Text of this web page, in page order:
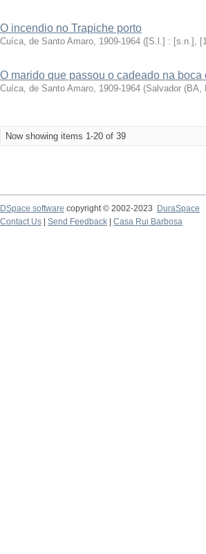
O incendio no Trapiche porto
Cuíca, de Santo Amaro, 1909-1964 ([S.l.] : [s.n.],
O marido que passou o cadeado na boca
Cuíca, de Santo Amaro, 1909-1964 (Salvador (BA,
Now showing items 1-20 of 39
DSpace software copyright © 2002-2023
DuraSpace
Contact Us
Send Feedback Casa Rui Barbosa